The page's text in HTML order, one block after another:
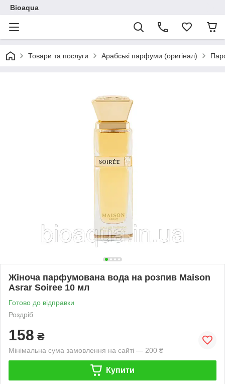
Bioaqua
Товари та послуги Арабські парфуми (оригінал)
Жіноча парфумована вода на розпив Maison
Asrar Soiree 10 мл
Готово до відправки
Роздріб
158 ₴
Мінімальна сума замовлення на сайті — 200 ₴
Купити